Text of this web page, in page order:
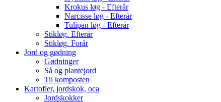
Krokus løg - Efterår
Narcisse løg - Efterår
Tulipan løg - Efterår
Stikløg. Efterår
Stikløg. Forår
Jord og gødning
Gødninger
Så og plantejord
Til komposten
Kartofler, jordskok, oca
Jordskokker